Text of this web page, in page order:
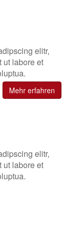
elitr,
ut labore et
Mehr erfahren
elitr,
ut labore et